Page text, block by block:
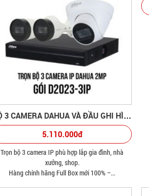
BỘ 3 CAMERA DAHUA VÀ ĐẦU GHI HÌNH
5.110.000đ
Trọn bộ 3 camera IP phù hợp lắp gia đình, nhà
xưởng, shop.
Hàng chính hãng Full Box mới 100% –...